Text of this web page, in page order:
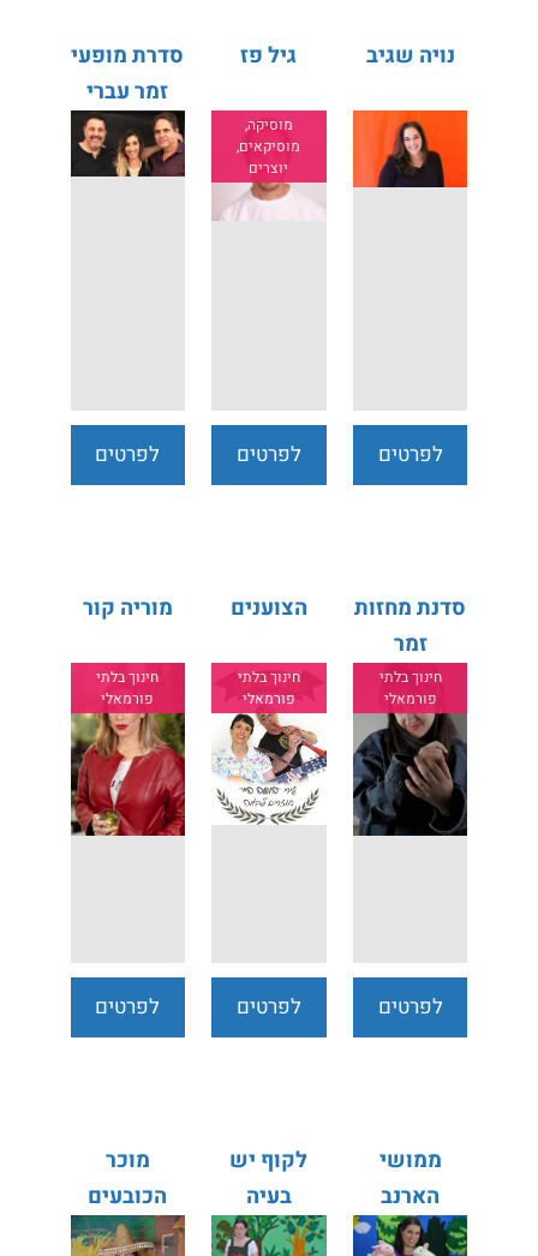
נויה שגיב
לפרטים
גיל פז
מוסיקה,
מוסיקאים,
יוצרים
לפרטים
סדרת מופעי
זמר עברי
לפרטים
סדנת מחזות
זמר
חינוך בלתי
פורמאלי
לפרטים
הצוענים
חינוך בלתי
פורמאלי
לפרטים
מוריה קור
חינוך בלתי
פורמאלי
לפרטים
ממושי
הארנב
לקוף יש
בעיה
מוכר
הכובעים